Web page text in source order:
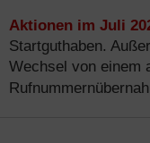
Aktionen im Juli
Startguthaben.
Wechsel von einem